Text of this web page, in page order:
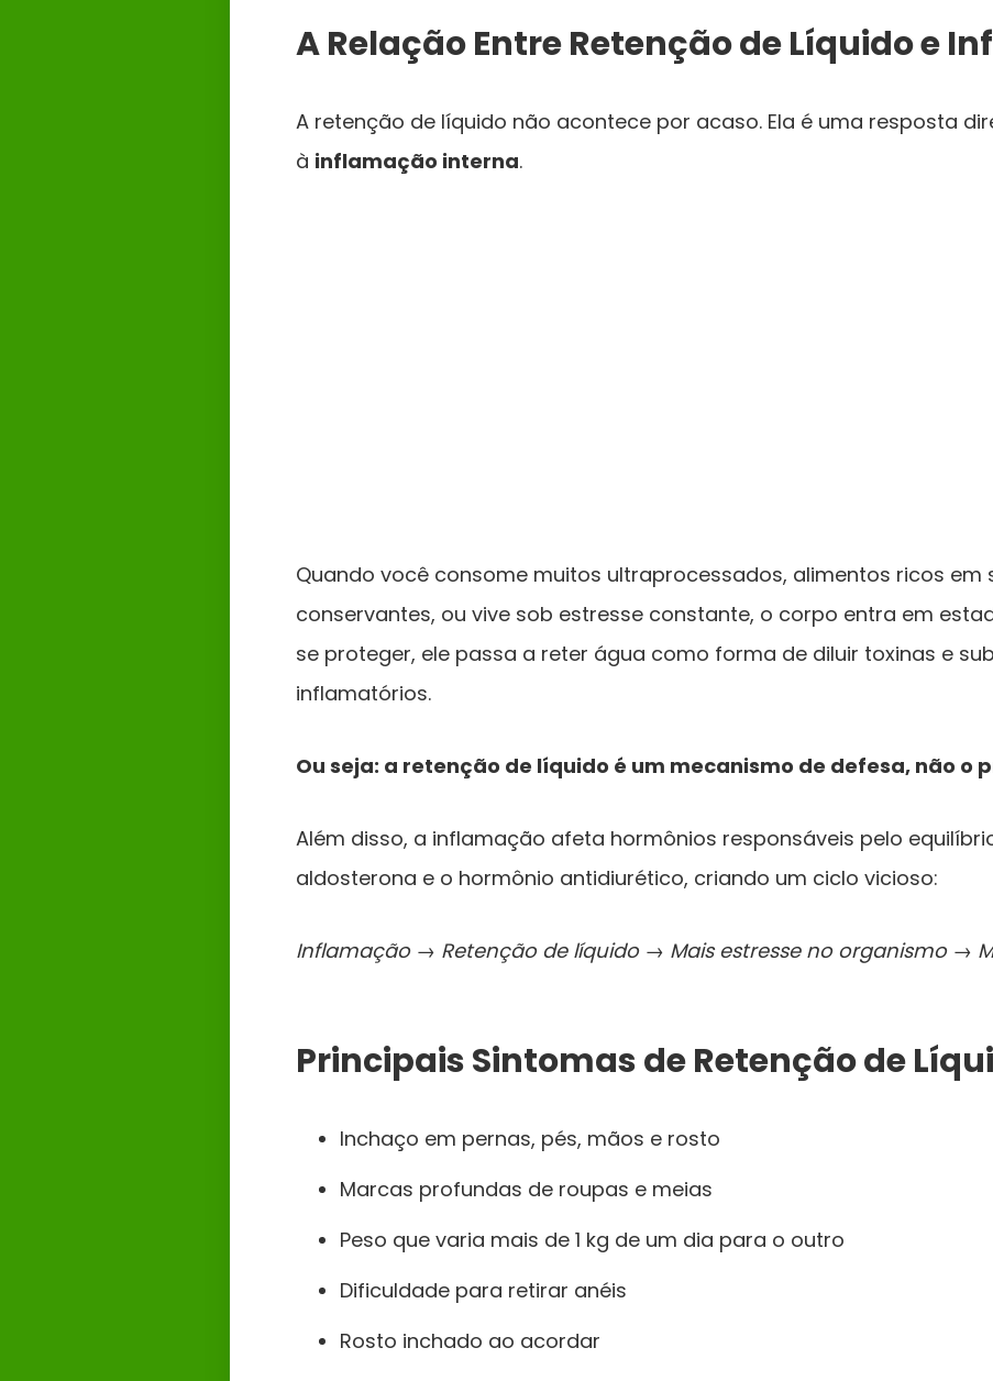
A Relação Entre Retenção de Líquido e
A retenção de líquido não acontece por acaso. Ela é uma resposta
à inflamação interna.
Quando você consome muitos ultraprocessados, alimentos ricos em
conservantes, ou vive sob estresse constante, o corpo entra em
se proteger, ele passa a reter água como forma de diluir toxinas e
inflamatórios.
Ou seja: a retenção de líquido é um mecanismo de defesa, não o
Além disso, a inflamação afeta hormônios responsáveis pelo
aldosterona e o hormônio antidiurético, criando um ciclo vicioso:
Inflamação → Retenção de líquido → Mais estresse no organismo →
Principais Sintomas de Retenção de
Inchaço em pernas, pés, mãos e rosto
Marcas profundas de roupas e meias
Peso que varia mais de 1 kg de um dia para o outro
Dificuldade para retirar anéis
Rosto inchado ao acordar